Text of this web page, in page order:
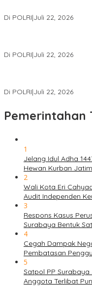
Di POLRI|Juli 22, 2026
Di POLRI|Juli 22, 2026
Di POLRI|Juli 22, 2026
Pemerintahan
1
Jelang Idul Adha
Hewan Kurban
2
Wali Kota Eri
Audit Independen
3
Respons Kasus
Surabaya Bentuk
4
Cegah Dampak
Pembatasan
5
Satpol PP
Anggota Terlibat